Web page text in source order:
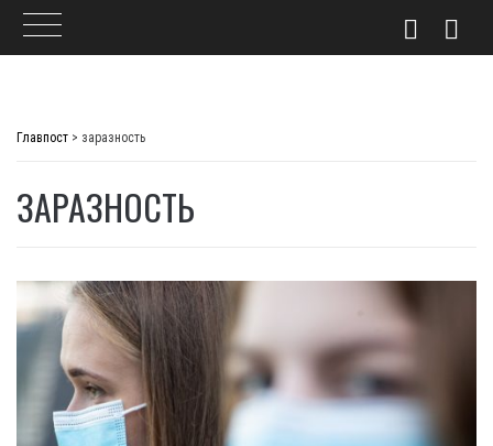
Главпост > заразность
ЗАРАЗНОСТЬ